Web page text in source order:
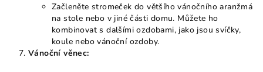
Začleněte stromeček do většího vánočního aranžmá
na stole nebo v jiné části domu. Můžete ho
kombinovat s dalšími ozdobami, jako jsou svíčky,
koule nebo vánoční ozdoby.
Vánoční věnec: